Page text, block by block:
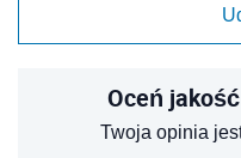
Oceń
Twoja opinia